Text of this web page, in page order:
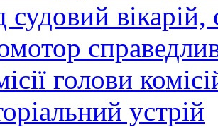
судовий вікарій,
голови
устрій